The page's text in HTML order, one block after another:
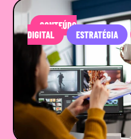
CONTEÚDO
DIGITAL
ESTRATÉGIA